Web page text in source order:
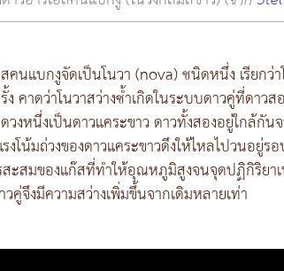
คนแบกงูจัดเป็นโนวา (nova) ชนิดหนึ่ง เรียกว่
ง คาดว่าโนวาสว่างซ้ำเกิดในระบบดาวคู่ที่ดา
งหนึ่งเป็นดาวแคระขาว ดาวทั้งสองอยู่ใกล้กัน
งโน้มถ่วงของดาวแคระขาวดึงให้ไหลไปวนอยู่
ะสมของแก๊สที่ทำให้อุณหภูมิสูงจนจุดปฏิกิริยา
คู่จึงมีความสว่างเพิ่มขึ้นจากเดิมหลายเท่า